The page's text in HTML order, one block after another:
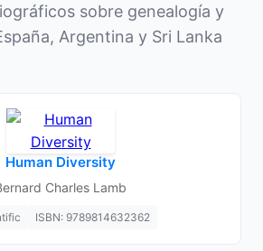
sobre genealogía y
Argentina y Sri Lanka
Human Diversity
Charles Lamb
ISBN: 9789814632362